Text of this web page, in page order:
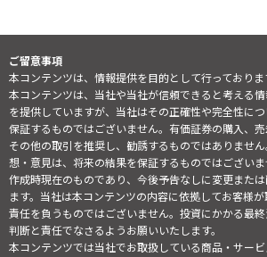
ご留意事項
本コンテンツは、情報提供を目的として行っておりま
本コンテンツは、当社や当社が信頼できると考える
を提供していますが、当社はその正確性や完全性に
保証するものではございません。有価証券の購入、売
その他の取引を推奨し、勧誘するものではありませ
想・意見は、将来の結果を保証するものではござい
作成時現在のものであり、今後予告なしに変更また
ます。当社は本コンテンツの内容に依拠してお客様
責任を負うものではございません。投資にかかる最
判断と責任でなさるようお願いいたします。
本コンテンツでは当社でお取扱している商品・サー